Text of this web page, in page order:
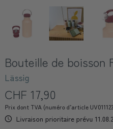
Bouteille de boisson
Lässig
CHF 17,90
Prix dont TVA (numéro d’article
Livraison prioritaire prévu